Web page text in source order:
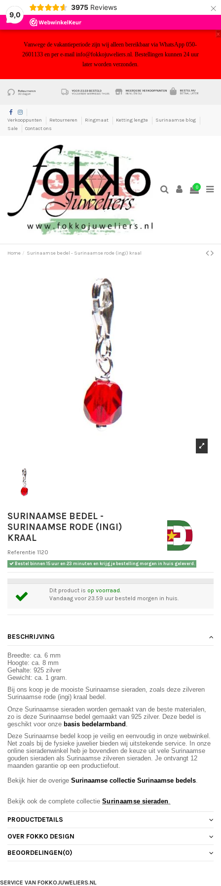
9,0
3975 Reviews ×
Vanwege de vakantieperiode zijn wij alleen bereikbaar via WhatsApp 050-
2601133 en per e-mail info@fokkojuweliers.nl. Bestellingen kunnen 24 uur
later worden verzonden.
x
Verkooppunten Retourneren Ringmaat Ketting lengte
Surinaamse blog
Sale
Contact ons
0
Home Surinaamse bedel - Surinaamse rode (ingi) kraal
SURINAAMSE BEDEL -
SURINAAMSE RODE (INGI)
KRAAL
Referentie 1120
Bestel binnen 15 uur en 23 minuten en krijg je bestelling morgen in huis geleverd.
Dit product is op voorraad.
Vandaag voor 23.59 uur besteld morgen in huis.
BESCHRIJVING
Breedte: ca. 6 mm
Hoogte: ca. 8 mm
Gehalte: 925 zilver
Gewicht: ca. 1 gram.
Bij ons koop je de mooiste Surinaamse sieraden, zoals deze zilveren
Surinaamse rode (ingi) kraal bedel.
Onze Surinaamse sieraden worden gemaakt van de beste materialen,
zo is deze Surinaamse bedel gemaakt van 925 zilver. Deze bedel is
geschikt voor onze basis bedelarmband
Deze Surinaamse bedel koop je veilig en eenvoudig in onze webwinkel.
Net zoals bij de fysieke juwelier bieden wij uitstekende service. In onze
online sieradenwinkel heb je bovendien de keuze uit vele Surinaamse
gouden sieraden als Surinaamse zilveren sieraden. Je ontvangt 12
maanden garantie op een productiefout.
Bekijk hier de overige Surinaamse collectie Surinaamse bedels.
Bekijk ook de complete collectie Surinaamse sieraden.
PRODUCTDETAILS
OVER FOKKO DESIGN
BEOORDELINGEN(0)
SERVICE VAN FOKKOJUWELIERS.NL